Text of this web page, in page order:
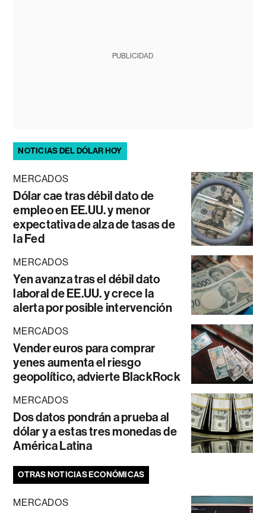
PUBLICIDAD
NOTICIAS DEL DÓLAR HOY
MERCADOS
Dólar cae tras débil dato de
empleo en EE.UU. y menor
expectativa de alza de tasas de
la Fed
MERCADOS
Yen avanza tras el débil dato
laboral de EE.UU. y crece la
alerta por posible intervención
MERCADOS
Vender euros para comprar
yenes aumenta el riesgo
geopolítico, advierte BlackRock
MERCADOS
Dos datos pondrán a prueba al
dólar y a estas tres monedas de
América Latina
OTRAS NOTICIAS ECONÓMICAS
MERCADOS